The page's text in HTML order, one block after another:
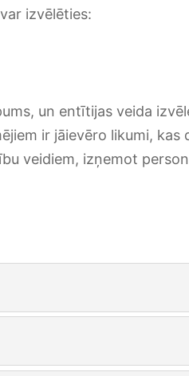
izvēlēties:
un entītijas veida
ir jāievēro likumi, kas
veidiem, izņemot